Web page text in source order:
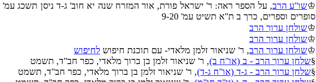
♔שו"ע הרב
סופרים וספרים, כרך ב ת"א תשיט עמ' 9-20
♔שולחן ערוך הרב
♔שולחן ערוך הרב
♔שולחן ערוך הרב, ר' שניאור זלמן מלאדי- עם תוכנת חיפוש לחיפוש
§שלחן ערוך הרב - ב (או"ח ב), ר' שניאור זלמן בן ברוך מלאדי, כפר חב"ד, תשמט
§שלחן ערוך הרב - ג-ד (או"ח ג-ד), ר' שניאור זלמן בן ברוך מלאדי, כפר חב"ד, תשמט